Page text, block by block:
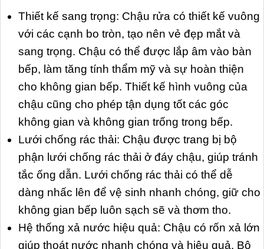
Thiết kế sang trọng: Chậu rửa có thiết kế vuông
với các cạnh bo tròn, tạo nên vẻ đẹp mắt và
sang trọng. Chậu có thể được lắp âm vào bàn
bếp, làm tăng tính thẩm mỹ và sự hoàn thiện
cho không gian bếp. Thiết kế hình vuông của
chậu cũng cho phép tận dụng tốt các góc
không gian và không gian trống trong bếp.
Lưới chống rác thải: Chậu được trang bị bộ
phận lưới chống rác thải ở đáy chậu, giúp tránh
tắc ống dẫn. Lưới chống rác thải có thể dễ
dàng nhấc lên để vệ sinh nhanh chóng, giữ cho
không gian bếp luôn sạch sẽ và thơm tho.
Hệ thống xả nước hiệu quả: Chậu có rốn xả lớn
giúp thoát nước nhanh chóng và hiệu quả. Bộ